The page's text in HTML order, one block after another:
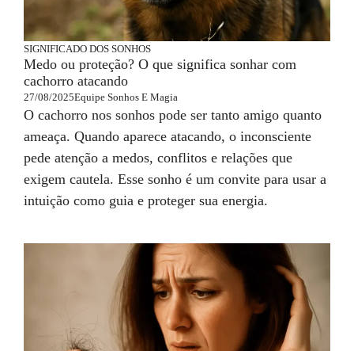
SIGNIFICADO DOS SONHOS
Medo ou proteção? O que significa sonhar com
cachorro atacando
27/08/2025Equipe Sonhos E Magia
O cachorro nos sonhos pode ser tanto amigo quanto
ameaça. Quando aparece atacando, o inconsciente
pede atenção a medos, conflitos e relações que
exigem cautela. Esse sonho é um convite para usar a
intuição como guia e proteger sua energia.